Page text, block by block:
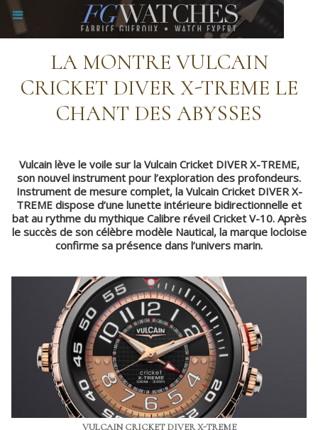
LA MONTRE VULCAIN
CRICKET DIVER X-TREME LE
CHANT DES ABYSSES
Vulcain lève le voile sur la Vulcain Cricket DIVER X-TREME,
son nouvel instrument pour l’exploration des profondeurs.
Instrument de mesure complet, la Vulcain Cricket DIVER X-
TREME dispose d’une lunette intérieure bidirectionnelle et
bat au rythme du mythique Calibre réveil Cricket V-10. Après
le succès de son célèbre modèle Nautical, la marque locloise
confirme sa présence dans l’univers marin.
VULCAIN CRICKET DIVER X-TREME